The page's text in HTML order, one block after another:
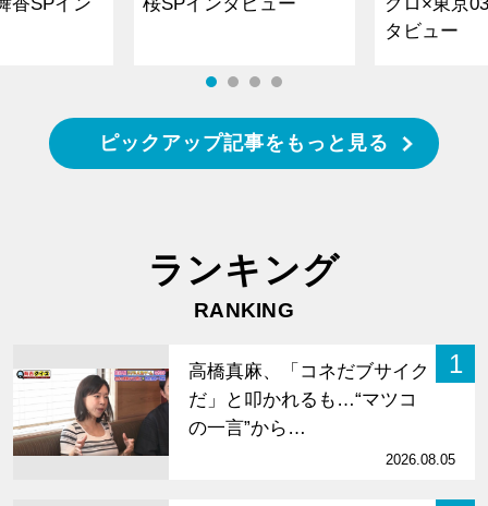
タビュー
ピックアップ記事をもっと見る
ランキング
RANKING
1
高橋真麻、「コネだブサイク
だ」と叩かれるも…“マツコ
の一言”から…
2026.08.05